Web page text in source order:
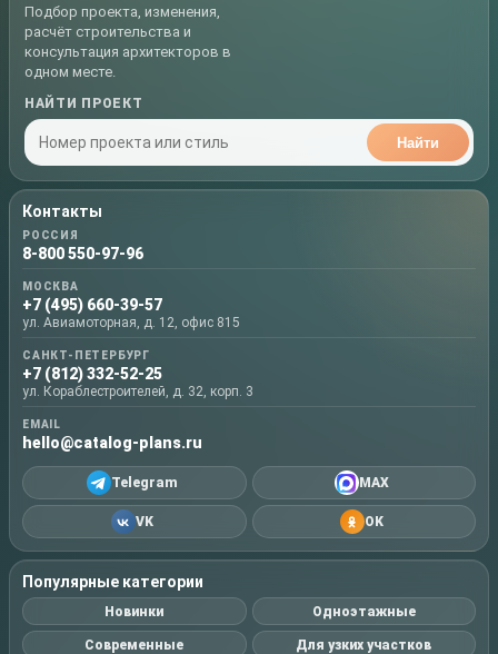
Подбор проекта, изменения,
расчёт строительства и
консультация архитекторов в
одном месте.
НАЙТИ ПРОЕКТ
Найти
Контакты
РОССИЯ
8-800 550-97-96
МОСКВА
+7 (495) 660-39-57
ул. Авиамоторная, д. 12, офис 815
САНКТ-ПЕТЕРБУРГ
+7 (812) 332-52-25
ул. Кораблестроителей, д. 32, корп. 3
EMAIL
hello@catalog-plans.ru
Telegram MAX
VK OK
Популярные категории
Новинки Одноэтажные
Современные Для узких участков